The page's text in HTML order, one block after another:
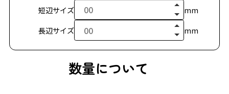
短辺サイズ
mm
長辺サイズ
mm
数量について